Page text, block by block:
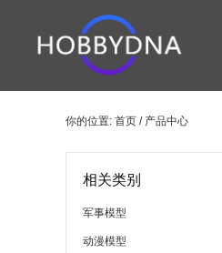
你的位置: 首页 / 产品中心
相关类别
军事模型
动漫模型